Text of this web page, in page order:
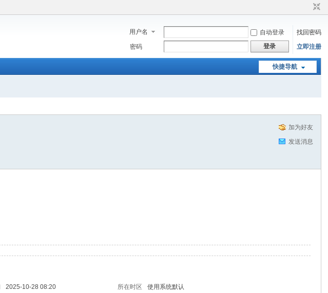
用户名 自动登录
找回密码
密码
登录 立即注册
快捷导航
加为好友
发送消息
2025-10-28 08:20 所在时区 使用系统默认